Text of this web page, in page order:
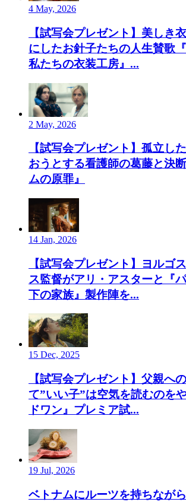
4 May, 2026
【試写会プレゼント】美しき
にしたお針子たちの人生賛歌
私たちの衣装工房』...
2 May, 2026
【試写会プレゼント】孤立し
おうとする看護師の葛藤と決
ムの原罪』
14 Jan, 2026
【試写会プレゼント】ヨルゴ
ス監督がアリ・アスターと『
下の家族』製作陣を...
15 Dec, 2025
【試写会プレゼント】父親へ
て”いい子”は空気を読むのを
ドワン』プレミア試...
19 Jul, 2026
ベトナムにルーツを持ちなが